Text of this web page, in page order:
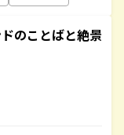
のことばと絶景